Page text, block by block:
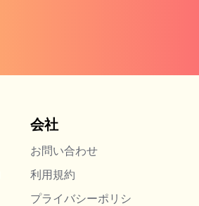
会社
お問い合わせ
利用規約
プライバシーポリシ